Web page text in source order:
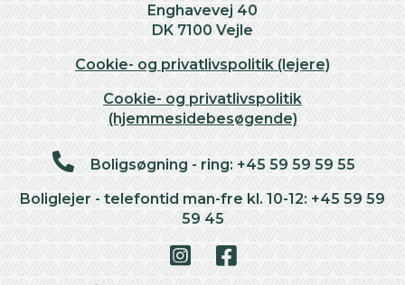
Enghavevej 40
DK 7100 Vejle
Cookie- og privatlivspolitik (lejere)
Cookie- og privatlivspolitik
(hjemmesidebesøgende)
Boligsøgning - ring: +45 59 59 59 55
Boliglejer - telefontid man-fre kl. 10-12: +45 59 59
59 45